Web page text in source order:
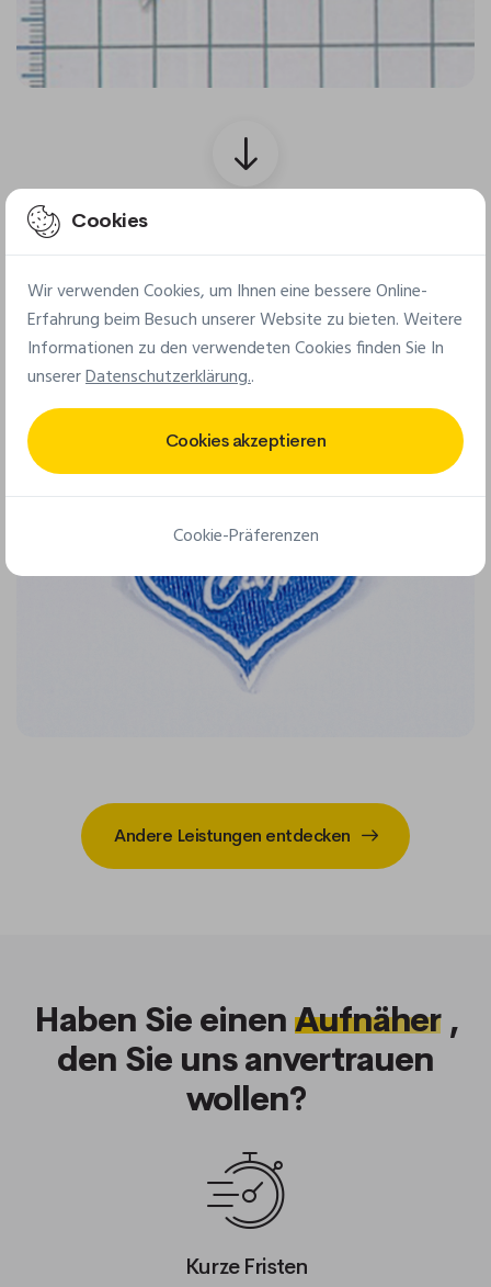
Andere Leistungen entdecken
Haben Sie einen Aufnäher,
den Sie uns anvertrauen
wollen?
Kurze Fristen
Cookies
Wir verwenden Cookies, um Ihnen eine bessere Online-
Erfahrung beim Besuch unserer Website zu bieten. Weitere
Informationen zu den verwendeten Cookies finden Sie In
unsererDatenschutzerklärung..
Cookies akzeptieren
Cookie-Präferenzen